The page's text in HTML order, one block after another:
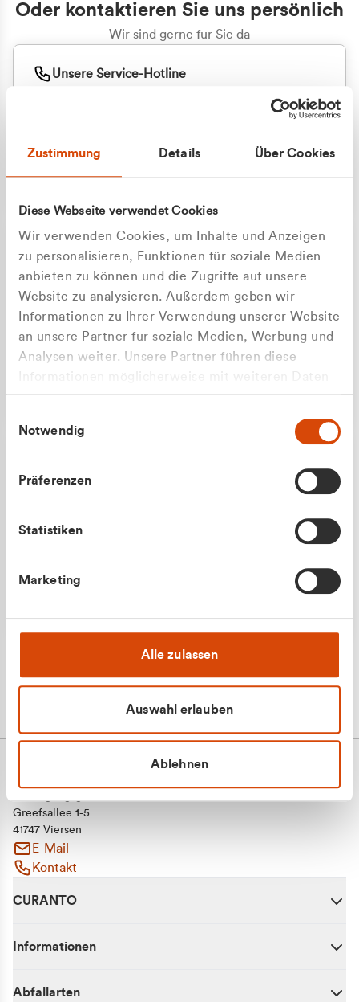
Zustimmung Details Über Cookies
Diese Webseite verwendet Cookies
Wir verwenden Cookies, um Inhalte und Anzeigen
zu personalisieren, Funktionen für soziale Medien
anbieten zu können und die Zugriffe auf unsere
Website zu analysieren. Außerdem geben wir
Informationen zu Ihrer Verwendung unserer Website
an unsere Partner für soziale Medien, Werbung und
Analysen weiter. Unsere Partner führen diese
gesammelt haben.
Notwendig
Präferenzen
Statistiken
Marketing
Alle zulassen
Auswahl erlauben
Ablehnen
Oder kontaktieren Sie uns persönlich
Wir sind gerne für Sie da
Unsere Service-Hotline
+49 177 8376058
Apilash Balanesan
Greefsallee 1-5
41747 Viersen
E-Mail
Kontakt
CURANTO
Informationen
Abfallarten